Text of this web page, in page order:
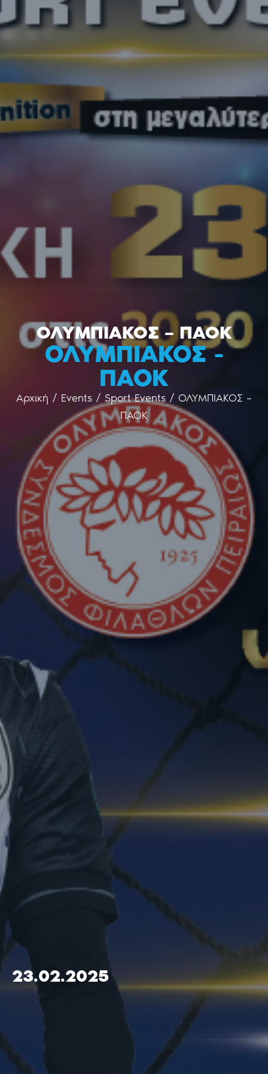
ΟΛΥΜΠΙΑΚΟΣ – ΠΑΟΚ
ΟΛΥΜΠΙΑΚΟΣ -
ΠΑΟΚ
Αρχική / Events / Sport Events / ΟΛΥΜΠΙΑΚΟΣ –
ΠΑΟΚ
23.02.2025